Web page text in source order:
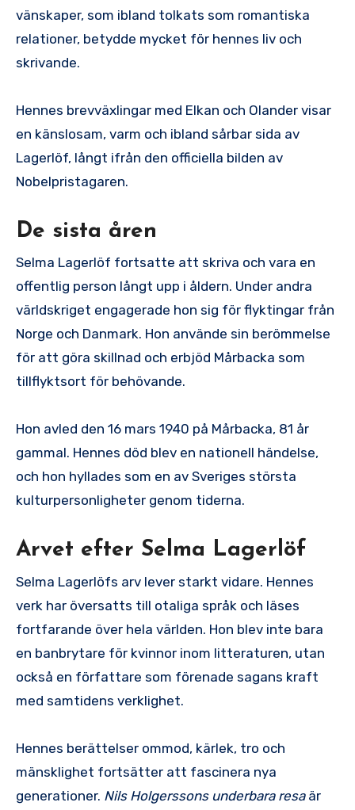
vänskaper, som ibland tolkats som romantiska
relationer, betydde mycket för hennes liv och
skrivande.
Hennes brevväxlingar med Elkan och Olander visar
en känslosam, varm och ibland sårbar sida av
Lagerlöf, långt ifrån den officiella bilden av
Nobelpristagaren.
De sista åren
Selma Lagerlöf fortsatte att skriva och vara en
offentlig person långt upp i åldern. Under andra
världskriget engagerade hon sig för flyktingar från
Norge och Danmark. Hon använde sin berömmelse
för att göra skillnad och erbjöd Mårbacka som
tillflyktsort för behövande.
Hon avled den 16 mars 1940 på Mårbacka, 81 år
gammal. Hennes död blev en nationell händelse,
och hon hyllades som en av Sveriges största
kulturpersonligheter genom tiderna.
Arvet efter Selma Lagerlöf
Selma Lagerlöfs arv lever starkt vidare. Hennes
verk har översatts till otaliga språk och läses
fortfarande över hela världen. Hon blev inte bara
en banbrytare för kvinnor inom litteraturen, utan
också en författare som förenade sagans kraft
med samtidens verklighet.
Hennes berättelser ommod, kärlek, tro och
mänsklighet fortsätter att fascinera nya
generationer. Nils Holgerssons underbara resaär